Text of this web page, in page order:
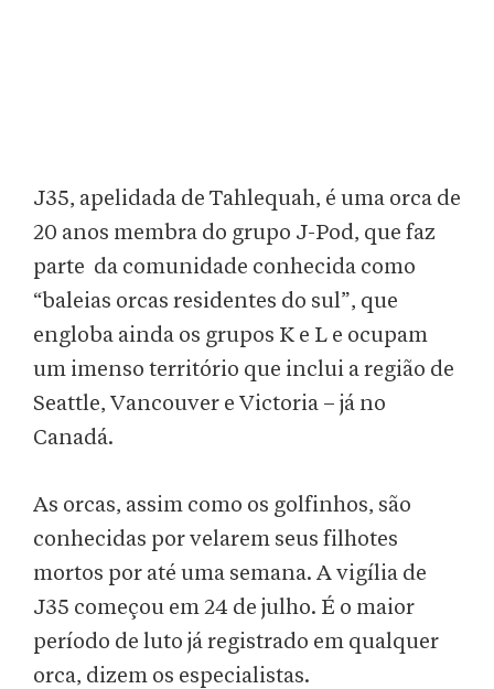
J35, apelidada de Tahlequah, é uma orca de
20 anos membra do grupo J-Pod, que faz
parte da comunidade conhecida como
“baleias orcas residentes do sul”, que
engloba ainda os grupos K e L e ocupam
um imenso território que inclui a região de
Seattle, Vancouver e Victoria – já no
Canadá.
As orcas, assim como os golfinhos, são
conhecidas por velarem seus filhotes
mortos por até uma semana. A vigília de
J35 começou em 24 de julho. É o maior
período de luto já registrado em qualquer
orca, dizem os especialistas.